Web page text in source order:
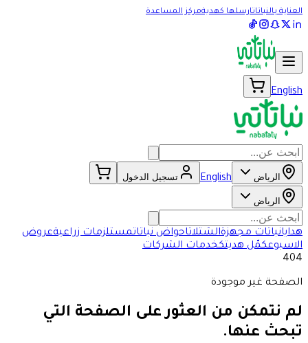
العناية بالنباتاتارسلها كهديةمركز المساعدة
English
الرياض English تسجيل الدخول
الرياض
هدايانباتات مجهزةالشتلاتاحواض نباتاتمستلزمات زراعيةعروض
الاسبوعكمّل هديتكخدمات الشركات
404
الصفحة غير موجودة
لم نتمكن من العثور على الصفحة التي
تبحث عنها.